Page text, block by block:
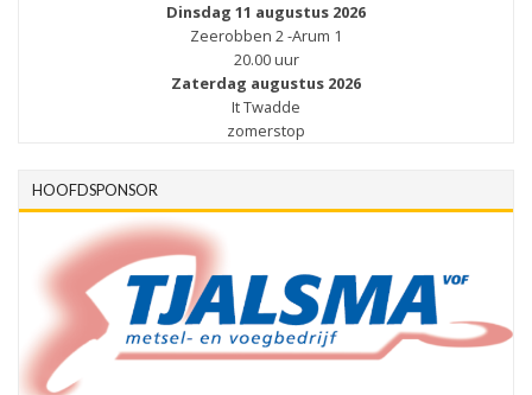
Dinsdag 11 augustus 2026
Zeerobben 2 -Arum 1
20.00 uur
Zaterdag augustus 2026
It Twadde
zomerstop
HOOFDSPONSOR